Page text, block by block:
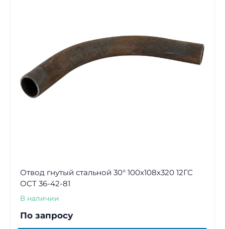
Отвод гнутый стальной 30° 100х108х320 12ГС
ОСТ 36-42-81
В наличии
По запросу